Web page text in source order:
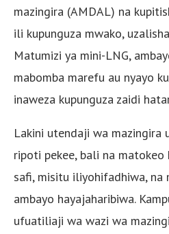
mazingira (AMDAL) na
ili kupunguza mwako,
Matumizi ya mini-LNG,
mabomba marefu au nyayo
inaweza kupunguza zaidi
Lakini utendaji wa mazingira
ripoti pekee, bali na
safi, misitu iliyohifadhiwa, na
ambayo hayajaharibiwa.
ufuatiliaji wa wazi wa